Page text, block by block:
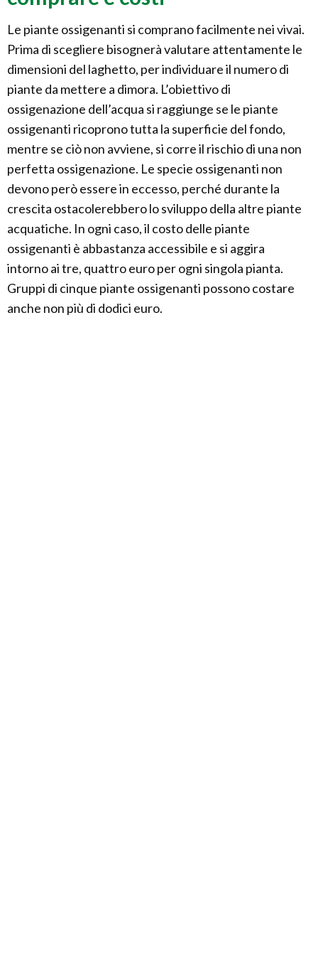
Le piante ossigenanti si comprano facilmente nei vivai.
Prima di scegliere bisognerà valutare attentamente le
dimensioni del laghetto, per individuare il numero di
piante da mettere a dimora. L’obiettivo di
ossigenazione dell’acqua si raggiunge se le piante
ossigenanti ricoprono tutta la superficie del fondo,
mentre se ciò non avviene, si corre il rischio di una non
perfetta ossigenazione. Le specie ossigenanti non
devono però essere in eccesso, perché durante la
crescita ostacolerebbero lo sviluppo della altre piante
acquatiche. In ogni caso, il costo delle piante
ossigenanti è abbastanza accessibile e si aggira
intorno ai tre, quattro euro per ogni singola pianta.
Gruppi di cinque piante ossigenanti possono costare
anche non più di dodici euro.